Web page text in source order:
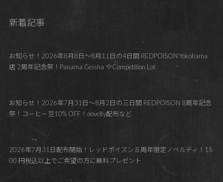
新着記事
お知らせ！2026年8月8日～8月11日の4日間 REDPOISON Yokohama
店 2周年記念祭！Panama Geisha やCompetition Lot
お知らせ！2026年7月31日～8月2日の三日間 REDPOISON 8周年記念
祭！コーヒー豆10% OFF！novelty配布など
2026年7月31日配布開始！レッドポイズン８周年限定ノベルティ！15
00 円税込以上でご希望の方に無料プレゼント